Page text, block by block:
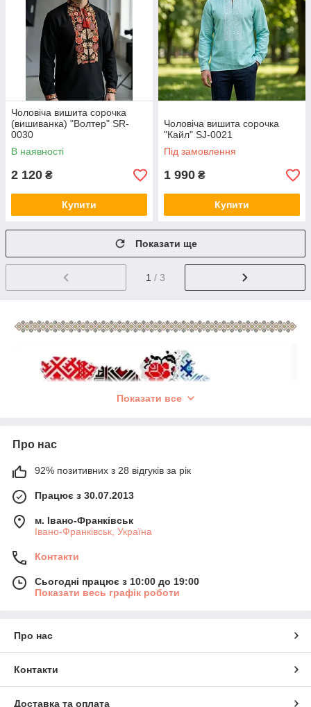
Чоловіча вишита сорочка
(вишиванка) "Волтер" SR-
0030
В наявності
2 120 ₴
Купити
Чоловіча вишита сорочка
"Кайл" SJ-0021
Під замовлення
1 990 ₴
Купити
Показати ще
1 / 3
10-ти років. У нас одні з найкращих цін на ринку
України. Про якість наших товарів свідчать
наших задоволених клієнтів! В нашому асортименті є
індивідуально під ваші розміри. Не менш важливою
ідентичним візерунком, наприклад, для чоловіка,
дружини та доньки з сином! Замовивши у нас - Ви
залишитеся задоволеними, адже ми - гарантуємо
Показати все
Про нас
92% позитивних з 28 відгуків за рік
Працює з 30.07.2013
м. Івано-Франківськ
Івано-Франківськ, Україна
Контакти
Сьогодні працює з 10:00 до 19:00
Показати весь графік роботи
Про нас
Контакти
Доставка та оплата